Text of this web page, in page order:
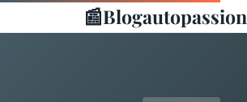
📰Blogautopassion